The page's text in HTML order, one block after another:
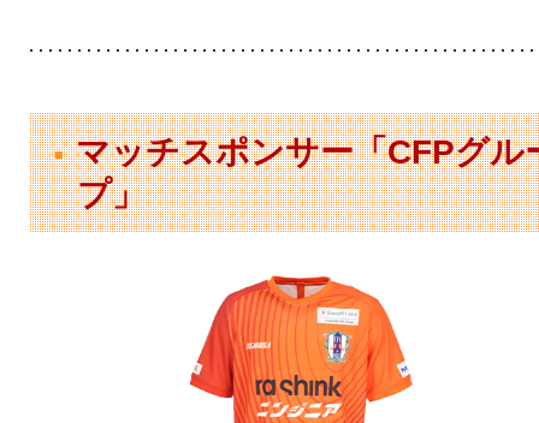
マッチスポンサー「CFPグル
プ」